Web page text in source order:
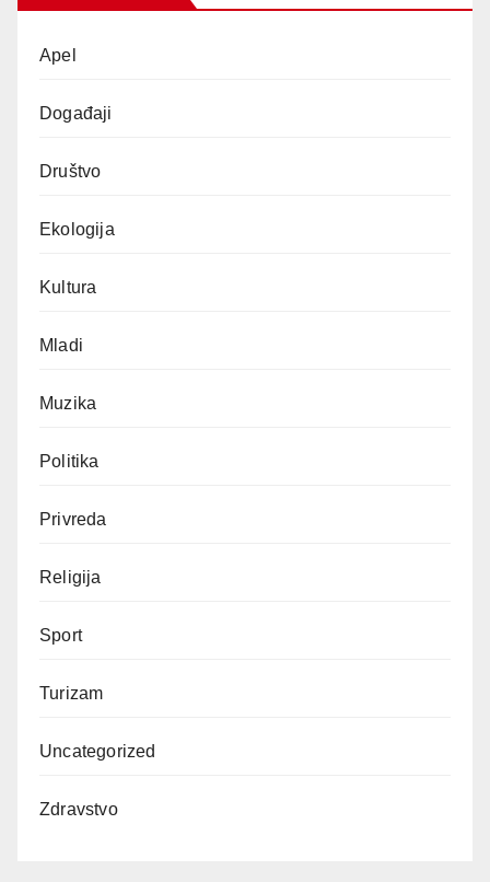
Apel
Događaji
Društvo
Ekologija
Kultura
Mladi
Muzika
Politika
Privreda
Religija
Sport
Turizam
Uncategorized
Zdravstvo